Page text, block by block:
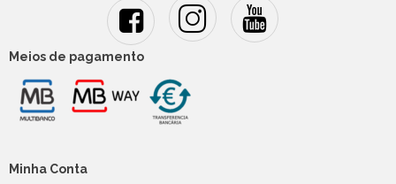
Meios de pagamento
Minha Conta